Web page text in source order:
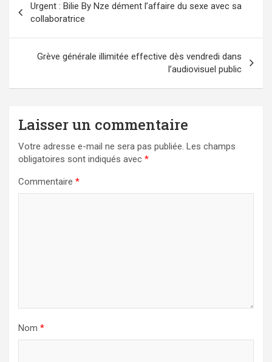
de
l’article
Urgent : Bilie By Nze dément l’affaire du sexe avec sa
collaboratrice
Grève générale illimitée effective dès vendredi dans
l’audiovisuel public
Laisser un commentaire
Votre adresse e-mail ne sera pas publiée. Les champs
obligatoires sont indiqués avec *
Commentaire *
Nom *